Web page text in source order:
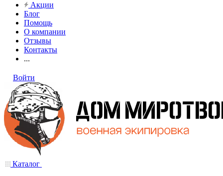
Акции
Блог
Помощь
О компании
Отзывы
Контакты
...
Войти
Каталог